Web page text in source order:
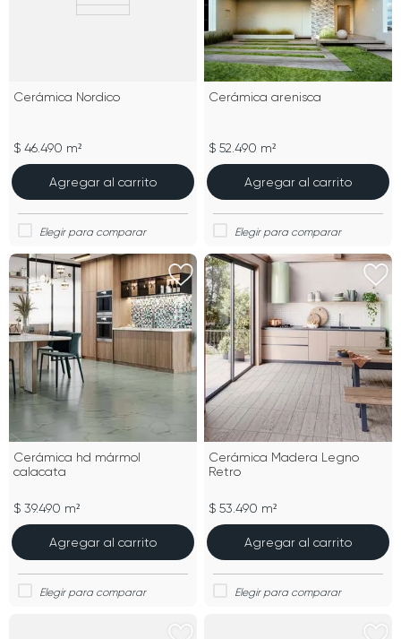
Cerámica Nordico
$ 46.490 m²
Agregar al carrito
Cerámica arenisca
$ 52.490 m²
Agregar al carrito
Cerámica hd mármol
calacata
$ 39.490 m²
Agregar al carrito
Cerámica Madera Legno
Retro
$ 53.490 m²
Agregar al carrito